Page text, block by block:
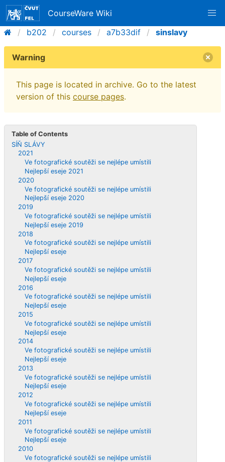
CourseWare Wiki
b202
courses a7b33dif sinslavy
Warning
This page is located in archive. Go to the latest
version of this course pages.
Table of Contents
SÍŇ SLÁVY
2021
Ve fotografické soutěži se nejlépe umístili
Nejlepší eseje 2021
2020
Ve fotografické soutěži se nejlépe umístili
Nejlepší eseje 2020
2019
Ve fotografické soutěži se nejlépe umístili
Nejlepší eseje 2019
2018
Ve fotografické soutěži se nejlépe umístili
Nejlepší eseje
2017
Ve fotografické soutěži se nejlépe umístili
Nejlepší eseje
2016
Ve fotografické soutěži se nejlépe umístili
Nejlepší eseje
2015
Ve fotografické soutěži se nejlépe umístili
Nejlepší eseje
2014
Ve fotografické soutěži se nejlépe umístili
Nejlepší eseje
2013
Ve fotografické soutěži se nejlépe umístili
Nejlepší eseje
2012
Ve fotografické soutěži se nejlépe umístili
Nejlepší eseje
2011
Ve fotografické soutěži se nejlépe umístili
Nejlepší eseje
2010
Ve fotografické soutěži se nejlépe umístili